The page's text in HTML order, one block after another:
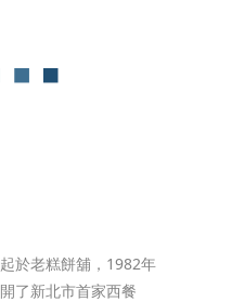
於老糕餅舖，1982年
了新北市首家西餐